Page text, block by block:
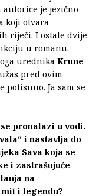
autorice je jezično
koji otvara
riječi. I ostale dvije
u romanu.
urednika Krune
pred ovim
Ja sam se
pronalazi u vodi.
i nastavlja do
Sava koja se
i zastrašujuće
na
i legendu?